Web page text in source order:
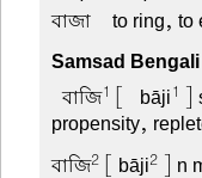
বাজা –to ring, to
Samsad
-বাজি1 [ -bāji1
propensity,
বাজি2 [ bāji2
] n